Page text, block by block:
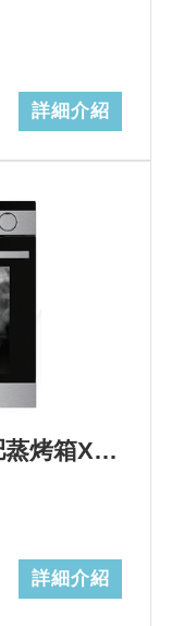
詳細介紹
Amica-X-type全蒸舒肥蒸烤箱XTVS-1800IX TW
詳細介紹